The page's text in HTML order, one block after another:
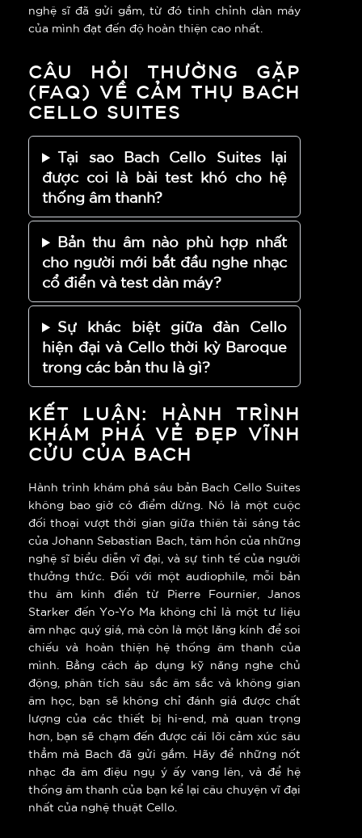
nghệ sĩ đã gửi gắm, từ đó tinh chỉnh dàn máy
của mình đạt đến độ hoàn thiện cao nhất.
CÂU HỎI THƯỜNG GẶP
(FAQ) VỀ CẢM THỤ BACH
CELLO SUITES
Tại sao Bach Cello Suites lại
được coi là bài test khó cho hệ
thống âm thanh?
Bản thu âm nào phù hợp nhất
cho người mới bắt đầu nghe nhạc
cổ điển và test dàn máy?
Sự khác biệt giữa đàn Cello
hiện đại và Cello thời kỳ Baroque
trong các bản thu là gì?
KẾT LUẬN: HÀNH TRÌNH
KHÁM PHÁ VẺ ĐẸP VĨNH
CỬU CỦA BACH
Hành trình khám phá sáu bản Bach Cello Suites
không bao giờ có điểm dừng. Nó là một cuộc
đối thoại vượt thời gian giữa thiên tài sáng tác
của Johann Sebastian Bach, tâm hồn của những
nghệ sĩ biểu diễn vĩ đại, và sự tinh tế của người
thưởng thức. Đối với một audiophile, mỗi bản
thu âm kinh điển từ Pierre Fournier, Janos
Starker đến Yo-Yo Ma không chỉ là một tư liệu
âm nhạc quý giá, mà còn là một lăng kính để soi
chiếu và hoàn thiện hệ thống âm thanh của
mình. Bằng cách áp dụng kỹ năng nghe chủ
động, phân tích sâu sắc âm sắc và không gian
âm học, bạn sẽ không chỉ đánh giá được chất
lượng của các thiết bị hi-end, mà quan trọng
hơn, bạn sẽ chạm đến được cái lõi cảm xúc sâu
thẳm mà Bach đã gửi gắm. Hãy để những nốt
nhạc đa âm điệu ngụ ý ấy vang lên, và để hệ
thống âm thanh của bạn kể lại câu chuyện vĩ đại
nhất của nghệ thuật Cello.